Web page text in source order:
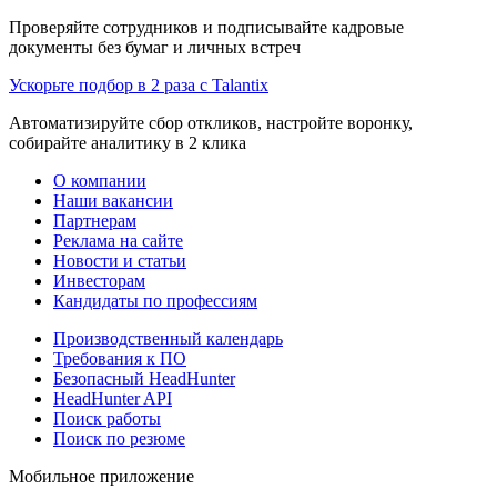
Проверяйте сотрудников и подписывайте кадровые
документы без бумаг и личных встреч
Ускорьте подбор в 2 раза с Talantix
Автоматизируйте сбор откликов, настройте воронку,
собирайте аналитику в 2 клика
О компании
Наши вакансии
Партнерам
Реклама на сайте
Новости и статьи
Инвесторам
Кандидаты по профессиям
Производственный календарь
Требования к ПО
Безопасный HeadHunter
HeadHunter API
Поиск работы
Поиск по резюме
Мобильное приложение